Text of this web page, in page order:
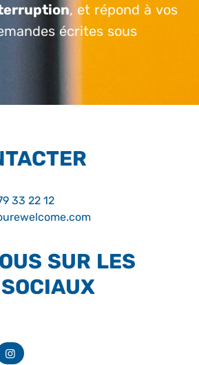
, et répond à vos
écrites sous
33 22 12
SUR LES